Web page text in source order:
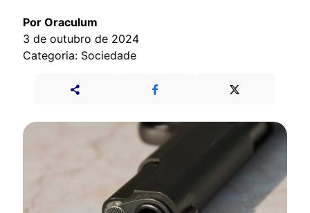
Por Oraculum
3 de outubro de 2024
Categoria: Sociedade